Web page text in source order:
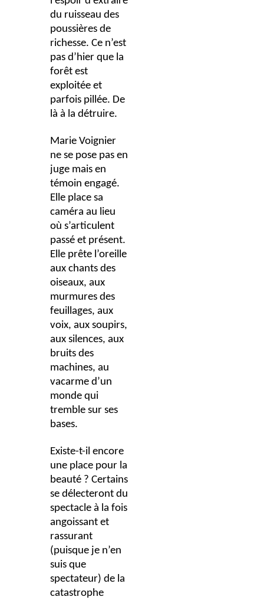
du ruisseau des
poussières de
richesse. Ce n’est
pas d’hier que la
forêt est
exploitée et
parfois pillée. De
là à la détruire.
Marie Voignier
ne se pose pas en
juge mais en
témoin engagé.
Elle place sa
caméra au lieu
où s’articulent
passé et présent.
Elle prête l’oreille
aux chants des
oiseaux, aux
murmures des
feuillages, aux
voix, aux soupirs,
aux silences, aux
bruits des
machines, au
vacarme d’un
monde qui
tremble sur ses
bases.
Existe-t-il encore
une place pour la
beauté ? Certains
se délecteront du
spectacle à la fois
angoissant et
rassurant
(puisque je n’en
suis que
spectateur) de la
catastrophe